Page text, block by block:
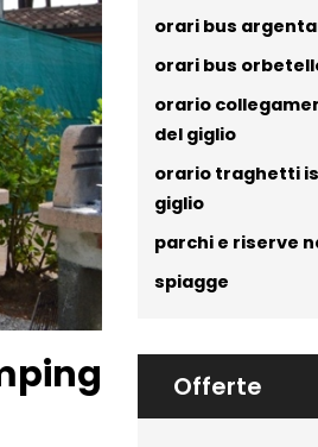
orari bus
orari bus
orario
del giglio
orario traghetti
giglio
parchi e riserve
spiagge
Offerte